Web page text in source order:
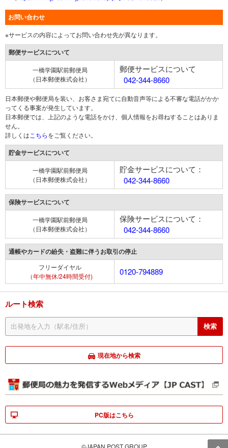
お問い合わせ
※サービスの内容によってお問い合わせ先が異なります。
郵便サービスについて
一橋学園駅前郵便局
（日本郵便株式会社）
郵便サービスについて
042-344-8660
日本郵便や郵便局を装い、お客さま宛てに自動音声等による不審な電話がかか
ってくる事案が発生しています。
日本郵便では、上記のような電話をかけ、個人情報をお尋ねすることはありま
せん。
詳しくは こちらをご覧ください。
貯金サービスについて
一橋学園駅前郵便局
（日本郵便株式会社）
貯金サービスについて：
042-344-8660
保険サービスについて
一橋学園駅前郵便局
（日本郵便株式会社）
保険サービスについて：
042-344-8660
通帳やカードの紛失・盗難に伴うお取引の停止
フリーダイヤル
（年中無休/24時間受付)
0120-794889
ルート検索
現在地から検索
PC版はこちら